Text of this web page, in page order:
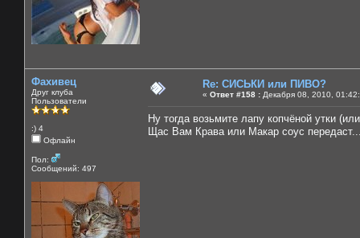
Фахивец
Друг клуба
Пользователи
:) 4
Офлайн
Пол:
Сообщений: 497
Re: СИСЬКИ или ПИВО?
« Ответ #158 : Декабря 08, 2010,
Ну тогда возьмите лапу копчёной утки
Щас Вам Крава или Макар соус